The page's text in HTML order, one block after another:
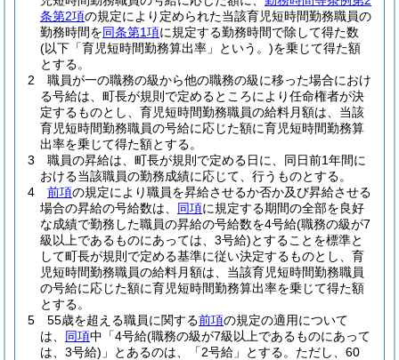
条第2項の規定により定められた当該育児短時間勤務職員の
勤務時間を同条第1項に規定する勤務時間で除して得た数
(以下「育児短時間勤務算出率」という。)を乗じて得た額
とする。
2
職員が一の職務の級から他の職務の級に移った場合におけ
る号給は、町長が規則で定めるところにより任命権者が決
定するものとし、育児短時間勤務職員の給料月額は、当該
育児短時間勤務職員の号給に応じた額に育児短時間勤務算
出率を乗じて得た額とする。
3
職員の昇給は、町長が規則で定める日に、同日前1年間に
おける当該職員の勤務成績に応じて、行うものとする。
4
前項の規定により職員を昇給させるか否か及び昇給させる
場合の昇給の号給数は、 同項に規定する期間の全部を良好
な成績で勤務した職員の昇給の号給数を4号給(職務の級が7
級以上であるものにあっては、3号給)とすることを標準と
して町長が規則で定める基準に従い決定するものとし、育
児短時間勤務職員の給料月額は、当該育児短時間勤務職員
の号給に応じた額に育児短時間勤務算出率を乗じて得た額
とする。
5
55歳を超える職員に関する前項の規定の適用について
は、 同項中「4号給(職務の級が7級以上であるものにあって
は、3号給) 」とあるのは、「2号給」とする。 ただし、60